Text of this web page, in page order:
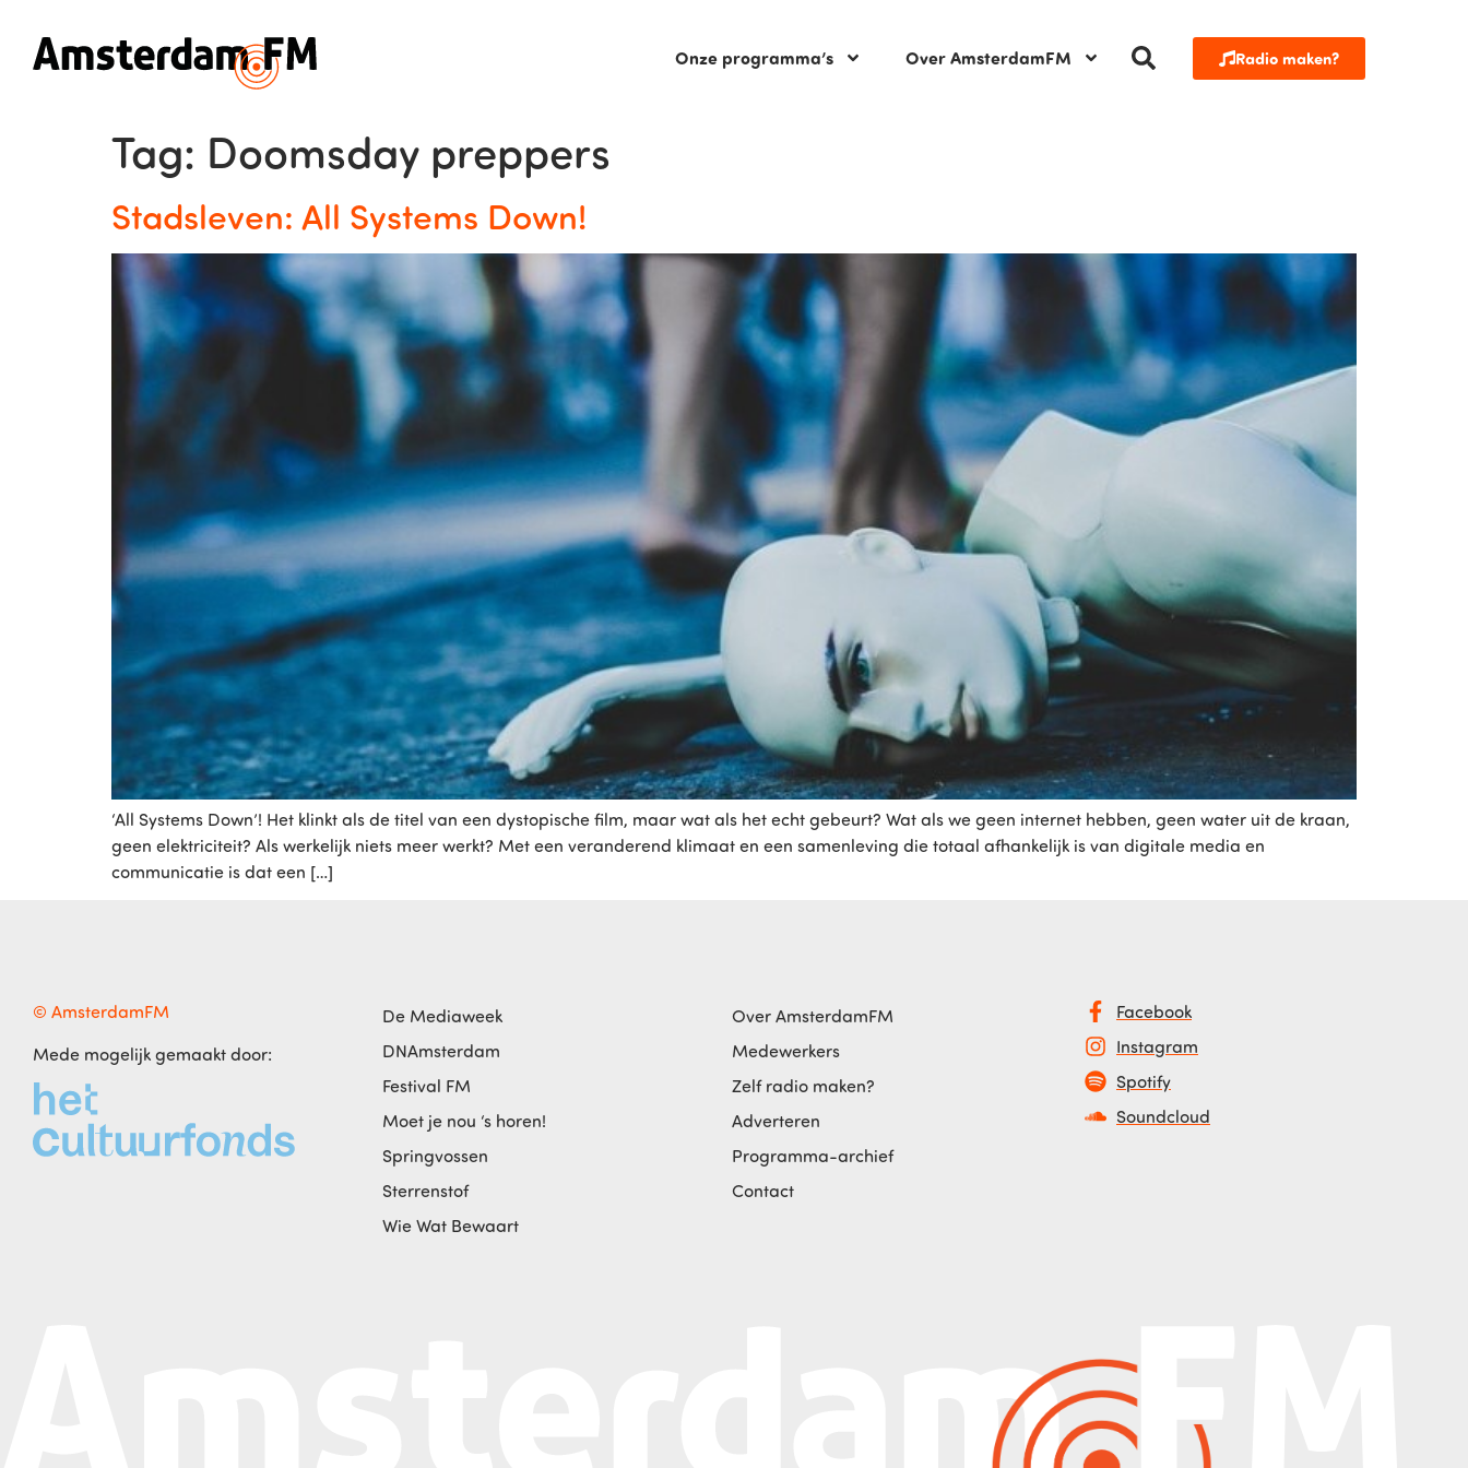
Onze programma’s Over AmsterdamFM Radio maken?
Tag: Doomsday preppers
Stadsleven: All Systems Down!
‘All Systems Down’! Het klinkt als de titel van een dystopische film, maar wat als het echt gebeurt? Wat als we geen internet hebben, geen water uit de kraan,
geen elektriciteit? Als werkelijk niets meer werkt? Met een veranderend klimaat en een samenleving die totaal afhankelijk is van digitale media en
communicatie is dat een […]
© AmsterdamFM
Mede mogelijk gemaakt door:
De Mediaweek
DNAmsterdam
Festival FM
Moet je nou ‘s horen!
Springvossen
Sterrenstof
Wie Wat Bewaart
Over AmsterdamFM
Medewerkers
Zelf radio maken?
Adverteren
Programma-archief
Contact
Facebook
Instagram
Spotify
Soundcloud